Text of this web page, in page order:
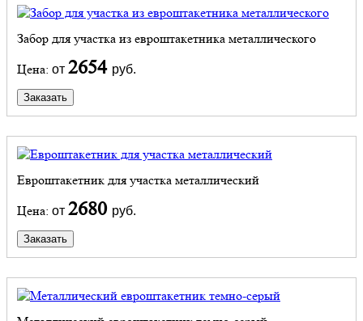
Забор для участка из евроштакетника металлического
Цена: от 2654 руб.
Заказать
Евроштакетник для участка металлический
Цена: от 2680 руб.
Заказать